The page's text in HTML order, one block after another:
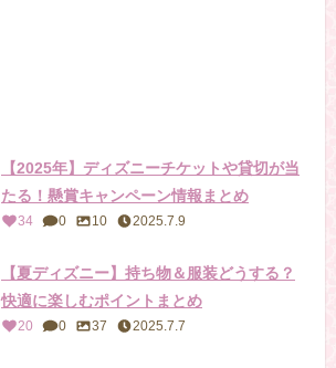
【2025年】ディズニーチケットや貸切が当
たる！懸賞キャンペーン情報まとめ
34 0 10 2025.7.9
【夏ディズニー】持ち物＆服装どうする？
快適に楽しむポイントまとめ
20 0 37 2025.7.7